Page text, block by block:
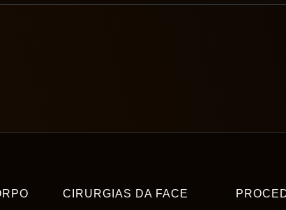
CIRURGIAS DA FACE